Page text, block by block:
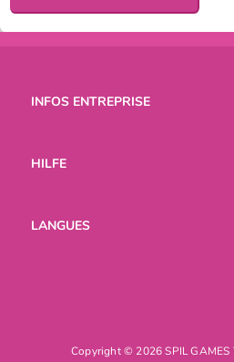
INFOS ENTREPRISE
HILFE
LANGUES
Copyright © 2026 SPIL GAMES